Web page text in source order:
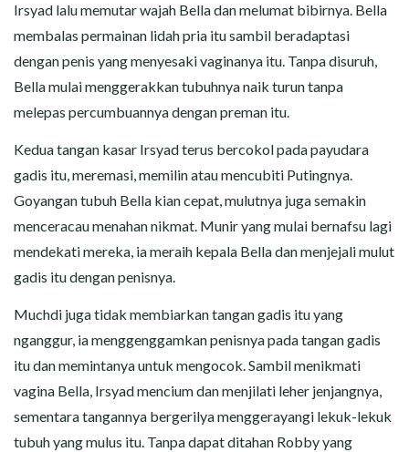
Irsyad lalu memutar wajah Bella dan melumat bibirnya. Bella
membalas permainan lidah pria itu sambil beradaptasi
dengan penis yang menyesaki vaginanya itu. Tanpa disuruh,
Bella mulai menggerakkan tubuhnya naik turun tanpa
melepas percumbuannya dengan preman itu.
Kedua tangan kasar Irsyad terus bercokol pada payudara
gadis itu, meremasi, memilin atau mencubiti Putingnya.
Goyangan tubuh Bella kian cepat, mulutnya juga semakin
menceracau menahan nikmat. Munir yang mulai bernafsu lagi
mendekati mereka, ia meraih kepala Bella dan menjejali mulut
gadis itu dengan penisnya.
Muchdi juga tidak membiarkan tangan gadis itu yang
nganggur, ia menggenggamkan penisnya pada tangan gadis
itu dan memintanya untuk mengocok. Sambil menikmati
vagina Bella, Irsyad mencium dan menjilati leher jenjangnya,
sementara tangannya bergerilya menggerayangi lekuk-lekuk
tubuh yang mulus itu. Tanpa dapat ditahan Robby yang